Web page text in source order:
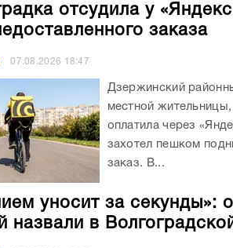
отсудила у
заказа
07.08.2026 18:47
Дзержинский
местной
оплатила через
захотел пешком
заказ. В...
уносит за секунды»:
назвали в